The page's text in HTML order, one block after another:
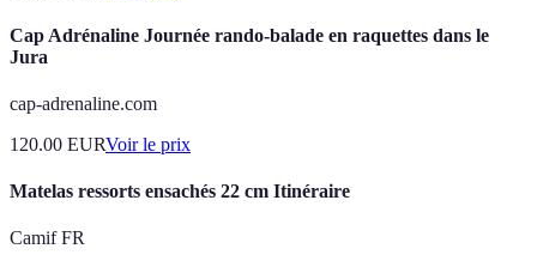
Cap Adrénaline Journée rando-balade en raquettes dans le
Jura
cap-adrenaline.com
120.00 EURVoir le prix
Matelas ressorts ensachés 22 cm Itinéraire
Camif FR